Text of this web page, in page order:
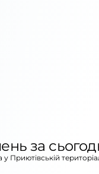
за
Приютівській